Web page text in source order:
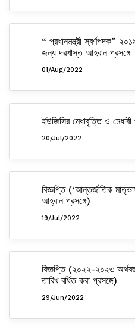
“ প্রধানমন্ত্রী স্বর্ণপদক”
জন্য দরখাস্ত আহবান প্রসঙ্গে
01/Aug/2022
ইউজিসির মেধাবৃত্তি ও
20/Jul/2022
বিজ্ঞপ্তি (‘আন্তর্জাতিক
আহ্বান প্রসঙ্গে)
19/Jul/2022
বিজ্ঞপ্তি (২০২২-২০২৩
তারিখ বর্ধিত করা প্রসঙ্গে)
29/Jun/2022